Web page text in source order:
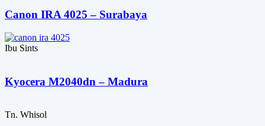
Canon IRA 4025 – Surabaya
Ibu Sints
Kyocera M2040dn – Madura
Tn. Whisol